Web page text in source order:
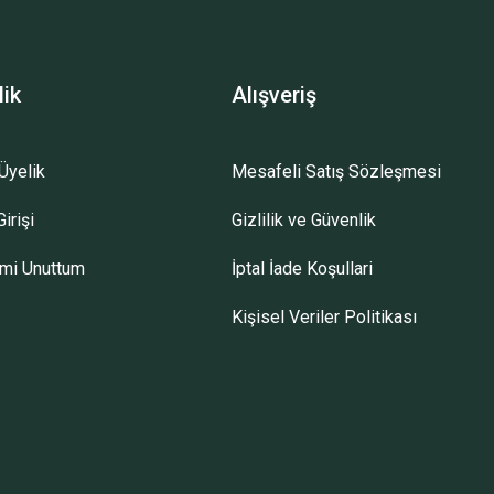
Unuttum
Alışveriş
Mesafeli Satış Sözleşmesi
Gizlilik ve Güvenlik
İptal İade Koşullari
Kişisel Veriler Politikası